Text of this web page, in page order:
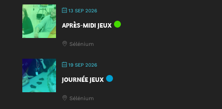
13 SEP 2026
APRÈS-MIDI JEUX
Sélénium
19 SEP 2026
JOURNÉE JEUX
Sélénium